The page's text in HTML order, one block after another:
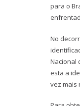
para o
No
Nacional
esta a
vez mais